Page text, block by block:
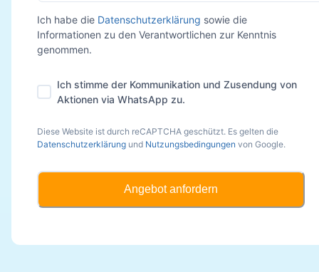
Ich habe die Datenschutzerklärung sowie die
Informationen zu den Verantwortlichen zur Kenntnis
genommen.
Ich stimme der Kommunikation und Zusendung von
Aktionen via WhatsApp zu.
Diese Website ist durch reCAPTCHA geschützt. Es gelten die
Datenschutzerklärung und Nutzungsbedingungen von Google.
Angebot anfordern